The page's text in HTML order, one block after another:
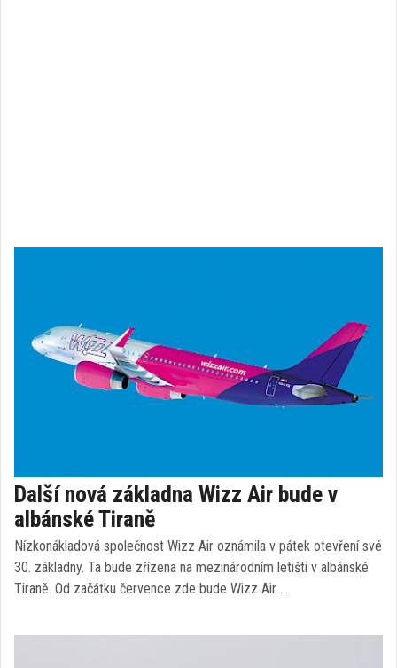
Další nová základna Wizz Air bude v
albánské Tiraně
Nízkonákladová společnost Wizz Air oznámila v pátek otevření své
30. základny. Ta bude zřízena na mezinárodním letišti v albánské
Tiraně. Od začátku července zde bude Wizz Air …